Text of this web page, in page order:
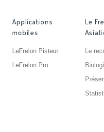
Applications
mobiles
LeFrelon Pisteur
LeFrelon Pro
Le
Le